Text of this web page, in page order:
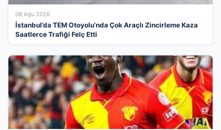
08 Ağu 2026
İstanbul’da TEM Otoyolu’nda Çok Araçlı Zincirleme Kaza
Saatlerce Trafiği Felç Etti